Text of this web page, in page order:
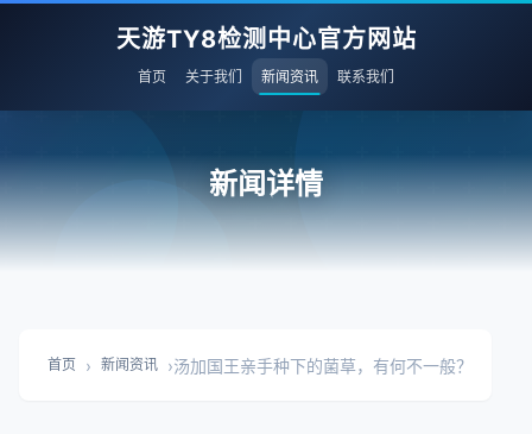
天游TY8检测中心官方网站
首页 关于我们 新闻资讯 联系我们
新闻详情
首页 › 新闻资讯 ›汤加国王亲手种下的菌草，有何不一般？